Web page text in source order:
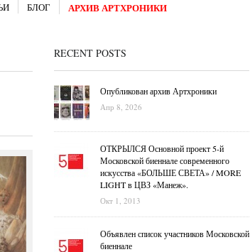
БЛОГ АРХИВ АРТХРОНИКИ
RECENT POSTS
Опубликован архив Артхроники
Апр 8, 2026
ОТКРЫЛСЯ Основной проект 5-й
Московской биеннале современного
искусства «БОЛЬШЕ СВЕТА» / MORE
LIGHT в ЦВЗ «Манеж».
Окт 1, 2013
Объявлен список участников Московской
биеннале